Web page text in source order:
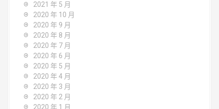
2021 年 5 月
2020 年 10 月
2020 年 9 月
2020 年 8 月
2020 年 7 月
2020 年 6 月
2020 年 5 月
2020 年 4 月
2020 年 3 月
2020 年 2 月
2020 年 1 月